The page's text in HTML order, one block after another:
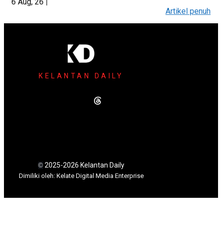
Artikel penuh
KELANTAN DAILY
©2025-2026 Kelantan Daily
Dimiliki oleh: Kelate Digital Media Enterprise